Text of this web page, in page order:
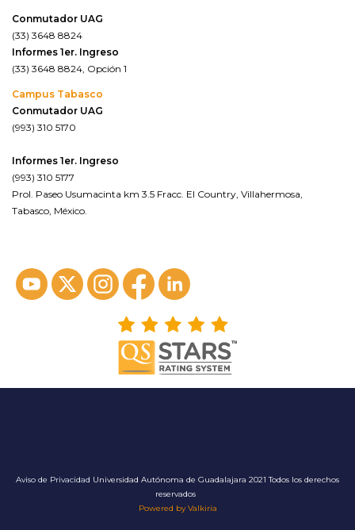
Conmutador UAG
(33) 3648 8824
Informes 1er. Ingreso
(33) 3648 8824, Opción 1
Campus Tabasco
Conmutador UAG
(993) 310 5170
Informes 1er. Ingreso
(993) 310 5177
Prol. Paseo Usumacinta km 3.5 Fracc. El Country, Villahermosa,
Tabasco, México.
Aviso de Privacidad Universidad Autónoma de Guadalajara 2021 Todos los derechos
reservados
Powered by Valkiria